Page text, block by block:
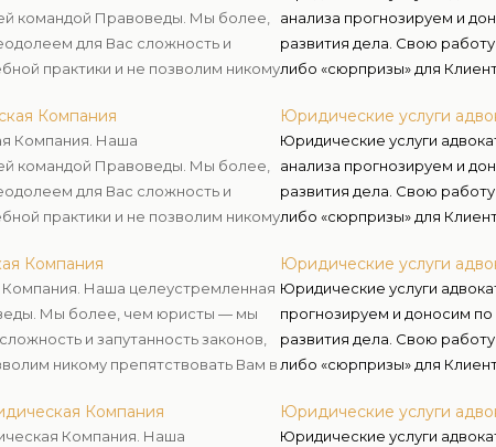
командой Правоведы. Мы более,
для Вас сложность и
практики и не позволим никому
Компания
Компания. Наша
командой Правоведы. Мы более,
для Вас сложность и
практики и не позволим никому
Компания
Компания. Наша целеустремленная
Мы более, чем юристы — мы
и запутанность законов,
никому препятствовать Вам в
Компания
Компания. Наша
анализа прогнозируем и
развития дела. Свою
либо «сюрпризы» для
Юридические услуги
Юридические услуги
анализа прогнозируем и
развития дела. Свою
либо «сюрпризы» для
Юридические услуги
Юридические услуги
прогнозируем и доносим
развития дела. Свою
либо «сюрпризы» для
Юридические услуги
Юридические услуги